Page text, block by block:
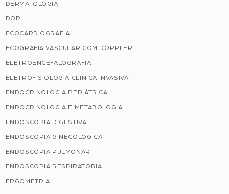
DERMATOLOGIA
DOR
ECOCARDIOGRAFIA
ECOGRAFIA VASCULAR COM DOPPLER
ELETROENCEFALOGRAFIA
ELETROFISIOLOGIA CLINICA INVASIVA
ENDOCRINOLOGIA PEDIÁTRICA
ENDOCRINOLOGIA E METABOLOGIA
ENDOSCOPIA DIGESTIVA
ENDOSCOPIA GINECOLÓGICA
ENDOSCOPIA PULMONAR
ENDOSCOPIA RESPIRATÓRIA
ERGOMETRIA